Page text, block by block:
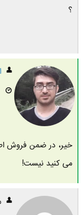
؟
خیر، در ضمن فروش
می کنید نیست!